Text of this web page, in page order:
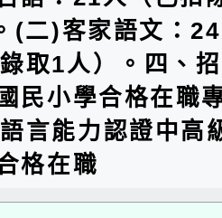
(二)客家語文：
取1人）。四、
民小學合格在職
言能力認證中高
格在職